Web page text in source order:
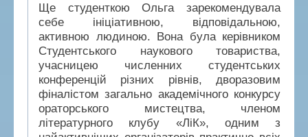
Ще студенткою Ольга зарекомендувала
себе ініціативною, відповідальною,
активною людиною. Вона була керівником
Студентського наукового товариства,
учасницею численних студентських
конференцій різних рівнів, дворазовим
фіналістом загально академічного конкурсу
ораторського мистецтва, членом
літературного клубу «ЛіК», одним з